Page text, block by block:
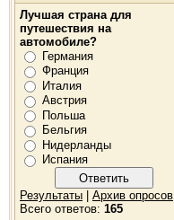
Лучшая страна для
путешествия на
автомобиле?
Германия
Франция
Италия
Австрия
Польша
Бельгия
Нидерланды
Испания
Результаты
Архив опросов
Всего ответов: 165